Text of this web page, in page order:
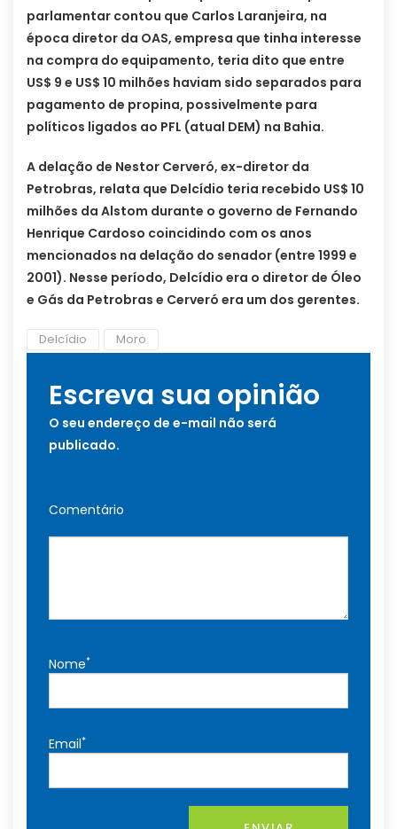
parlamentar contou que Carlos Laranjeira, na
época diretor da OAS, empresa que tinha interesse
na compra do equipamento, teria dito que entre
US$ 9 e US$ 10 milhões haviam sido separados para
pagamento de propina, possivelmente para
políticos ligados ao PFL (atual DEM) na Bahia.
A delação de Nestor Cerveró, ex-diretor da
Petrobras, relata que Delcídio teria recebido US$ 10
milhões da Alstom durante o governo de Fernando
Henrique Cardoso coincidindo com os anos
mencionados na delação do senador (entre 1999 e
2001). Nesse período, Delcídio era o diretor de Óleo
e Gás da Petrobras e Cerveró era um dos gerentes.
Delcídio Moro
Escreva sua opinião
O seu endereço de e-mail não será
publicado.
Comentário
Nome*
Email*